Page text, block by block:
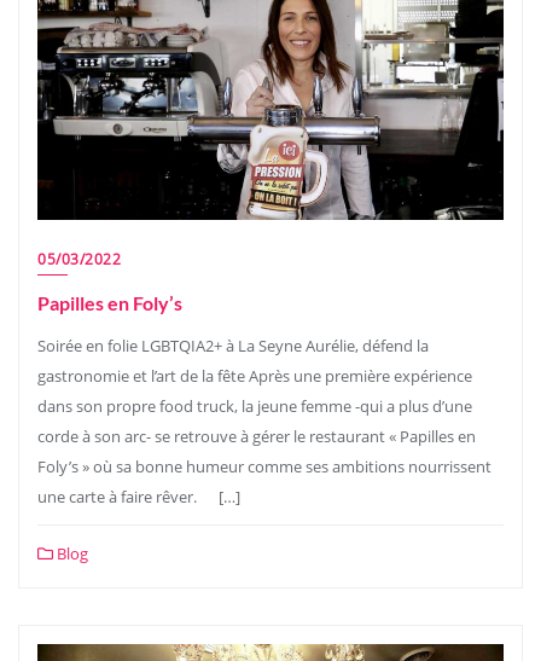
05/03/2022
Papilles en Foly’s
Soirée en folie LGBTQIA2+ à La Seyne Aurélie, défend la
gastronomie et l’art de la fête Après une première expérience
dans son propre food truck, la jeune femme -qui a plus d’une
corde à son arc- se retrouve à gérer le restaurant « Papilles en
Foly’s » où sa bonne humeur comme ses ambitions nourrissent
une carte à faire rêver. […]
Blog